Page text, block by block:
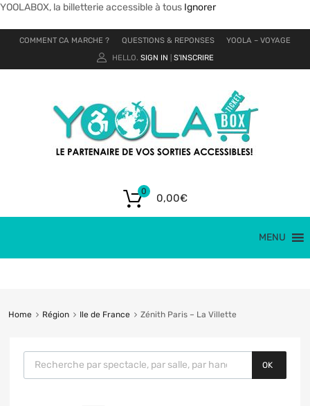
YOOLABOX, la billetterie accessible à tous Ignorer
COMMENT CA MARCHE ? QUESTIONS & REPONSES
YOOLA – VOYAGE
HELLO. SIGN IN S'INSCRIRE
0,00€
0
MENU
Home Région Ile de France Zénith Paris – La Villette
OK